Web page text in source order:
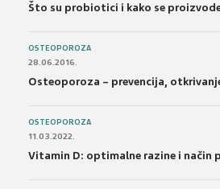
Što su probiotici i kako se
OSTEOPOROZA
28.06.2016.
Osteoporoza – prevencija,
OSTEOPOROZA
11.03.2022.
Vitamin D: optimalne razine i način